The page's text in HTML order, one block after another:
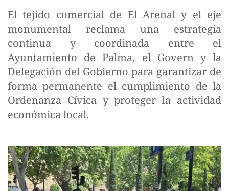
El tejido comercial de El Arenal y el eje
monumental reclama una estrategia
continua y coordinada entre el
Ayuntamiento de Palma, el Govern y la
Delegación del Gobierno para garantizar de
forma permanente el cumplimiento de la
Ordenanza Cívica y proteger la actividad
económica local.